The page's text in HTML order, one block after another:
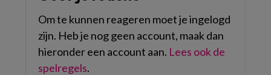
Om te kunnen reageren moet je ingelogd
zijn. Heb je nog geen account, maak dan
hieronder een account aan. Lees ook de
spelregels.